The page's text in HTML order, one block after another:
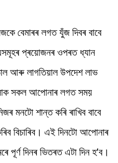
বেমাৰৰ লগত যুঁজ দিবৰ বাবে
প্ৰয়োজনৰ ওপৰত ধ্যান
আৰু লাগতিয়াল উপদেশ লাভ
সকল আপোনাৰ লগত সময়
মনটো শান্ত কৰি ৰাখিব বাবে
বিচাৰিব। এই দিনটো আপোনাৰ
পূৰ্ণ দিনৰ ভিতৰত এটা দিন হ’ব।